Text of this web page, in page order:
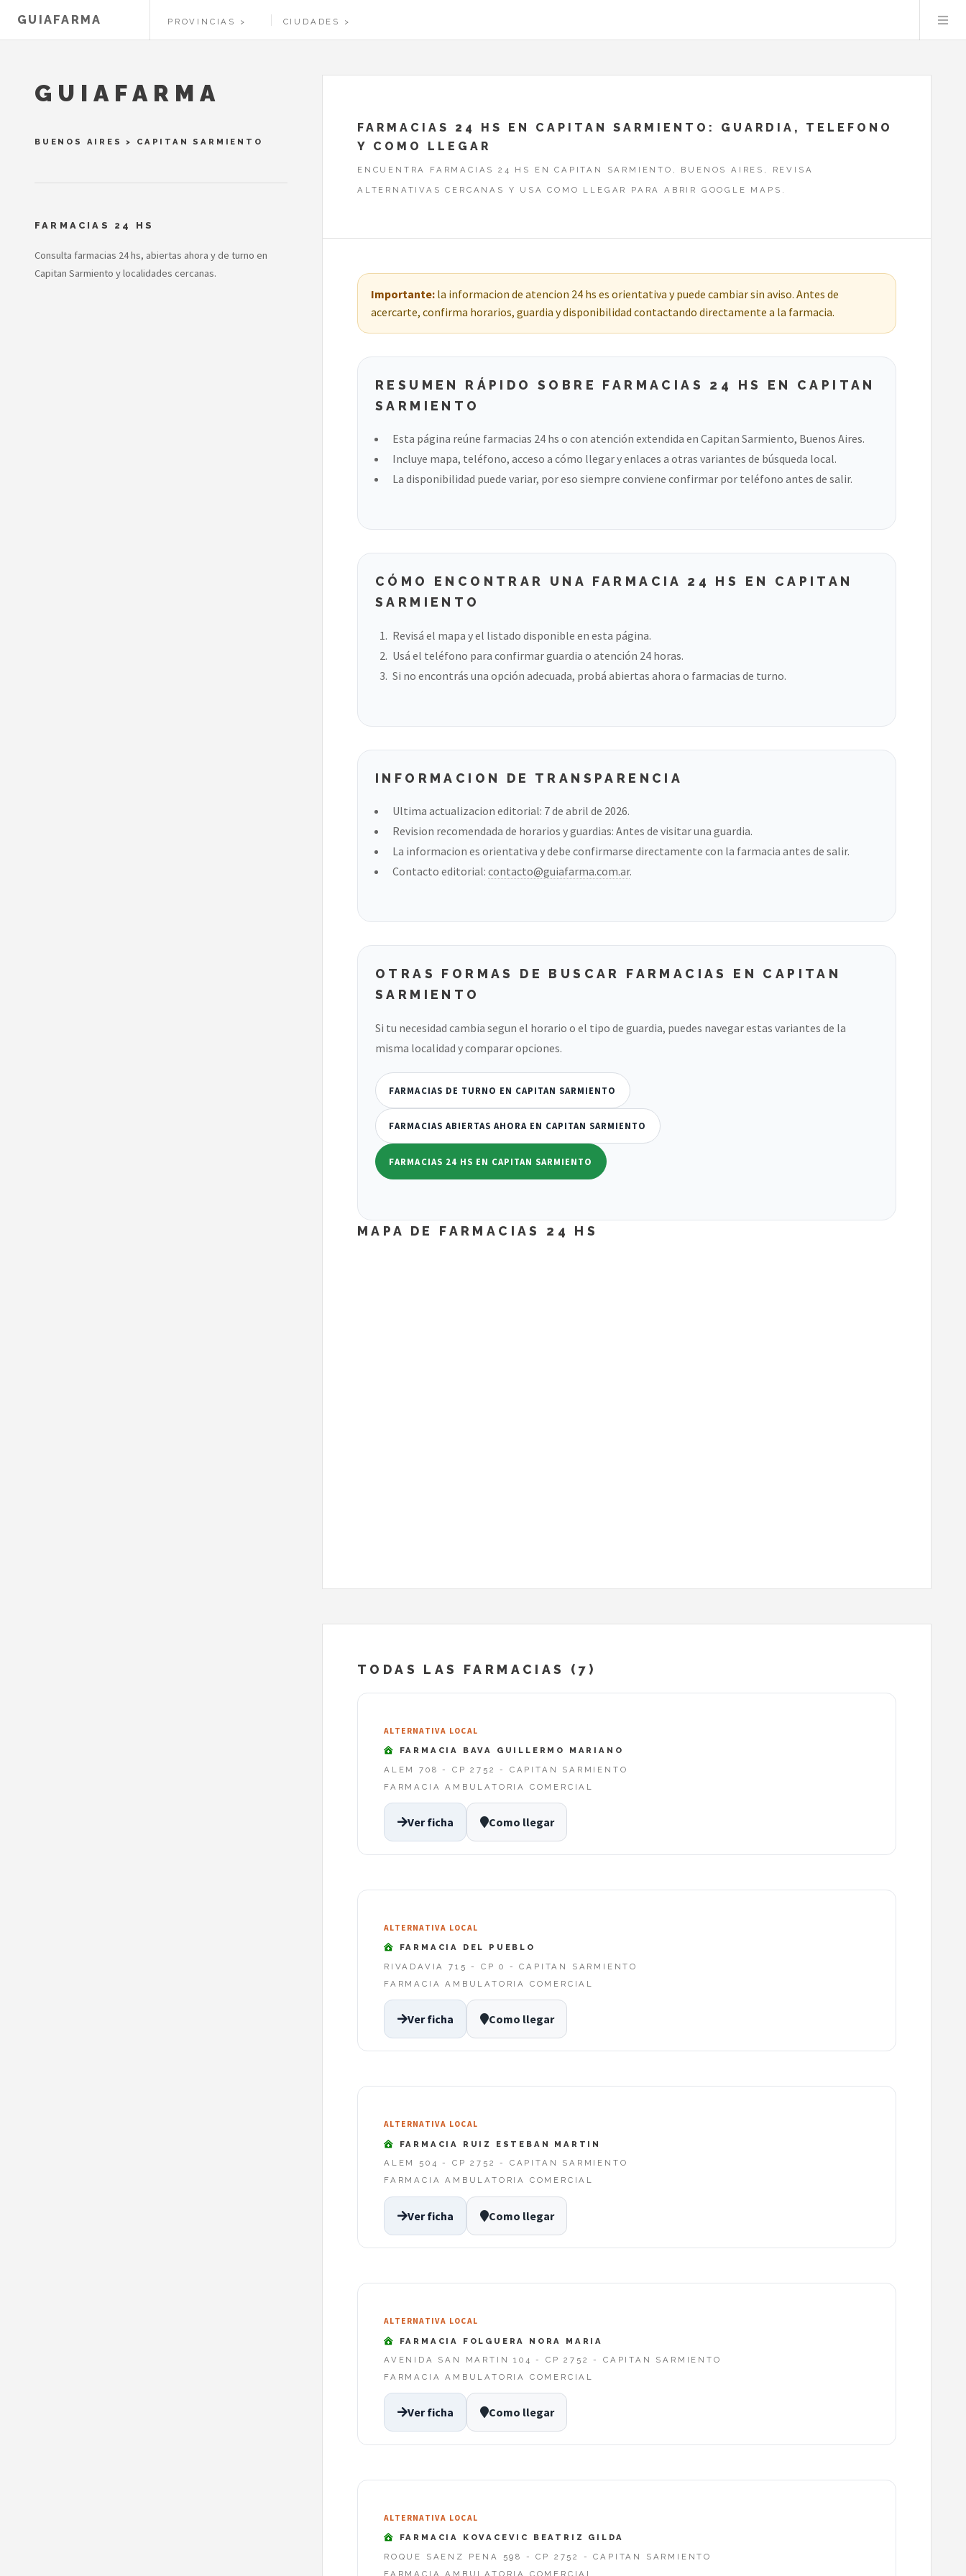
GUIAFARMA PROVINCIAS CIUDADES
FARMACIAS 24 HS EN CAPITAN SARMIENTO: GUARDIA, TELEFONO
Y COMO LLEGAR
ENCUENTRA FARMACIAS 24 HS EN CAPITAN SARMIENTO, BUENOS AIRES, REVISA
ALTERNATIVAS CERCANAS Y USA COMO LLEGAR PARA ABRIR GOOGLE MAPS.
Importante:la informacion de atencion 24 hs es orientativa y puede cambiar sin aviso. Antes de
acercarte, confirma horarios, guardia y disponibilidad contactando directamente a la farmacia.
RESUMEN RÁPIDO SOBRE FARMACIAS 24 HS EN CAPITAN
SARMIENTO
Esta página reúne farmacias 24 hs o con atención extendida en Capitan Sarmiento, Buenos Aires.
Incluye mapa, teléfono, acceso a cómo llegar y enlaces a otras variantes de búsqueda local.
La disponibilidad puede variar, por eso siempre conviene confirmar por teléfono antes de salir.
CÓMO ENCONTRAR UNA FARMACIA 24 HS EN CAPITAN
SARMIENTO
Revisá el mapa y el listado disponible en esta página.
Usá el teléfono para confirmar guardia o atención 24 horas.
Si no encontrás una opción adecuada, probá abiertas ahora o farmacias de turno.
INFORMACION DE TRANSPARENCIA
Ultima actualizacion editorial: 7 de abril de 2026.
Revision recomendada de horarios y guardias: Antes de visitar una guardia.
La informacion es orientativa y debe confirmarse directamente con la farmacia antes de salir.
Contacto editorial: contacto@guiafarma.com.ar.
OTRAS FORMAS DE BUSCAR FARMACIAS EN CAPITAN
SARMIENTO
Si tu necesidad cambia segun el horario o el tipo de guardia, puedes navegar estas variantes de la
misma localidad y comparar opciones.
FARMACIAS DE TURNO EN CAPITAN SARMIENTO
FARMACIAS ABIERTAS AHORA EN CAPITAN SARMIENTO
FARMACIAS 24 HS EN CAPITAN SARMIENTO
MAPA DE FARMACIAS 24 HS
TODAS LAS FARMACIAS (7)
ALTERNATIVA LOCAL
FARMACIA BAVA GUILLERMO MARIANO
ALEM 708 - CP 2752 - CAPITAN SARMIENTO
FARMACIA AMBULATORIA COMERCIAL
Ver ficha Como llegar
ALTERNATIVA LOCAL
FARMACIA DEL PUEBLO
RIVADAVIA 715 - CP 0 - CAPITAN SARMIENTO
FARMACIA AMBULATORIA COMERCIAL
Ver ficha Como llegar
ALTERNATIVA LOCAL
FARMACIA RUIZ ESTEBAN MARTIN
ALEM 504 - CP 2752 - CAPITAN SARMIENTO
FARMACIA AMBULATORIA COMERCIAL
Ver ficha Como llegar
ALTERNATIVA LOCAL
FARMACIA FOLGUERA NORA MARIA
AVENIDA SAN MARTIN 104 - CP 2752 - CAPITAN SARMIENTO
FARMACIA AMBULATORIA COMERCIAL
Ver ficha Como llegar
ALTERNATIVA LOCAL
FARMACIA KOVACEVIC BEATRIZ GILDA
ROQUE SAENZ PENA 598 - CP 2752 - CAPITAN SARMIENTO
FARMACIA AMBULATORIA COMERCIAL
GUIAFARMA
BUENOS AIRES > CAPITAN SARMIENTO
FARMACIAS 24 HS
Consulta farmacias 24 hs, abiertas ahora y de turno en
Capitan Sarmiento y localidades cercanas.